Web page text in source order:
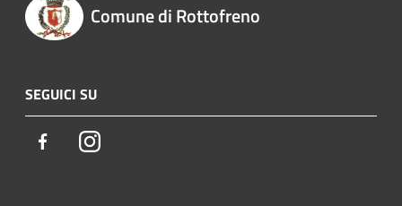
Comune di Rottofreno
SEGUICI SU
FacebookInstagram